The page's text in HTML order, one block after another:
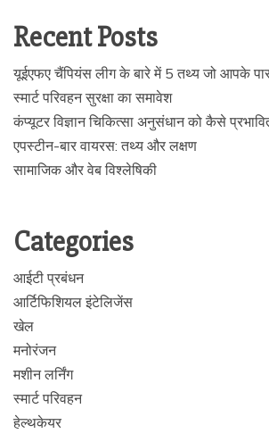
Recent Posts
यूईएफए चैंपियंस लीग के बारे में 5 तथ्य जो आपके
स्मार्ट परिवहन सुरक्षा का समावेश
कंप्यूटर विज्ञान चिकित्सा अनुसंधान को कैसे
एपस्टीन-बार वायरस: तथ्य और लक्षण
सामाजिक और वेब विश्लेषिकी
Categories
आईटी प्रबंधन
आर्टिफिशियल इंटेलिजेंस
खेल
मनोरंजन
मशीन लर्निंग
स्मार्ट परिवहन
हेल्थकेयर